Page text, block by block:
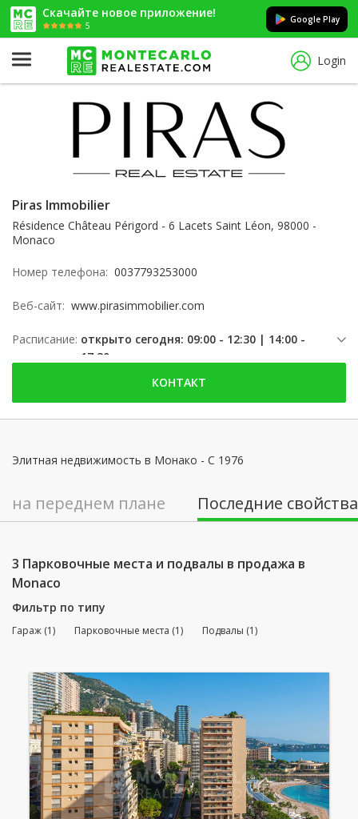
Скачайте новое приложение!
5
Google Play
Login
Piras Immobilier
Résidence Château Périgord - 6 Lacets Saint Léon, 98000 -
Monaco
Номер телефона: 0037793253000
Веб-сайт: www.pirasimmobilier.com
Расписание: открыто сегодня: 09:00 - 12:30 | 14:00 -
17:30
пятница: 09:00 - 12:30 | 14:00 - 17:30
суббота: Заблокированы
понедельник: 09:00 - 12:30 | 14:00 - 19:00
среда: 09:00 - 12:30 | 14:00 - 19:00
четверг: 09:00 - 12:30 | 14:00 - 19:00
КОНТАКТ
Элитная недвижимость в Монако - С 1976
на переднем плане Последние свойства
3 Парковочные места и подвалы в продажа в
Monaco
Фильтр по типу
Гараж (1) Парковочные места (1) Подвалы (1)